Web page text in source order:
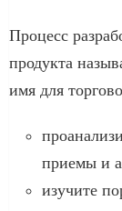
Процесс
продукта
имя для
приемы и
изучите